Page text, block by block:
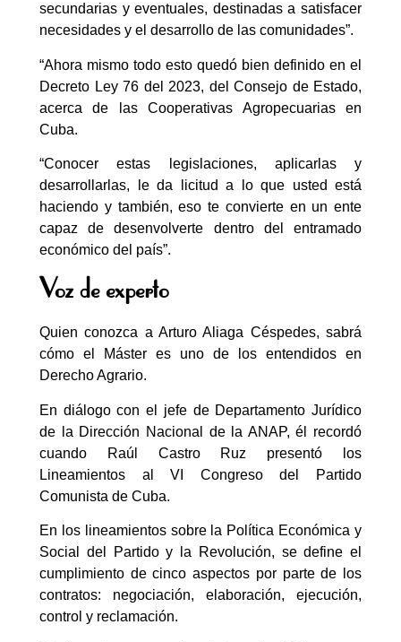
secundarias y eventuales, destinadas a satisfacer
necesidades y el desarrollo de las comunidades”.
“Ahora mismo todo esto quedó bien definido en el
Decreto Ley 76 del 2023, del Consejo de Estado,
acerca de las Cooperativas Agropecuarias en
Cuba.
“Conocer estas legislaciones, aplicarlas y
desarrollarlas, le da licitud a lo que usted está
haciendo y también, eso te convierte en un ente
capaz de desenvolverte dentro del entramado
económico del país”.
Voz de experto
Quien conozca a Arturo Aliaga Céspedes, sabrá
cómo el Máster es uno de los entendidos en
Derecho Agrario.
En diálogo con el jefe de Departamento Jurídico
de la Dirección Nacional de la ANAP, él recordó
cuando Raúl Castro Ruz presentó los
Lineamientos al VI Congreso del Partido
Comunista de Cuba.
En los lineamientos sobre la Política Económica y
Social del Partido y la Revolución, se define el
cumplimiento de cinco aspectos por parte de los
contratos: negociación, elaboración, ejecución,
control y reclamación.